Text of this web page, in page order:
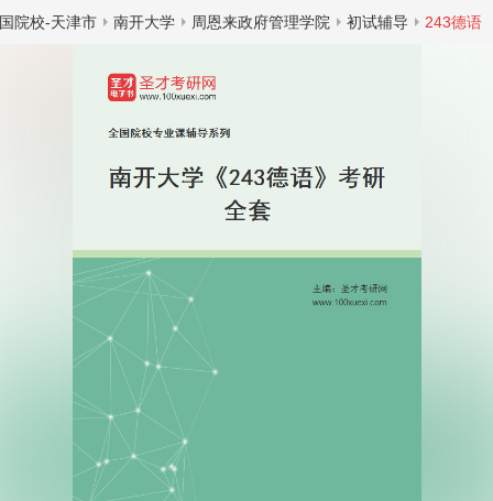
院校-天津市 南开大学 周恩来政府管理学院 初试辅导 243德语